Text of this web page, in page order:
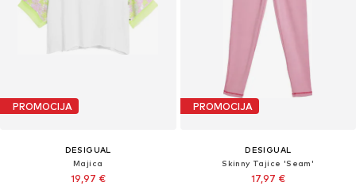
PROMOCIJA
DESIGUAL
Majica
19,97 €
PROMOCIJA
DESIGUAL
Skinny Tajice 'Seam'
17,97 €